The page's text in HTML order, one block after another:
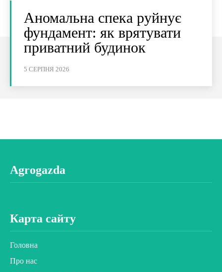
Аномальна спека руйнує
фундамент: як врятувати
приватний будинок
5 СЕРПНЯ 2026
Agrogazda
Карта сайту
Головна
Про нас